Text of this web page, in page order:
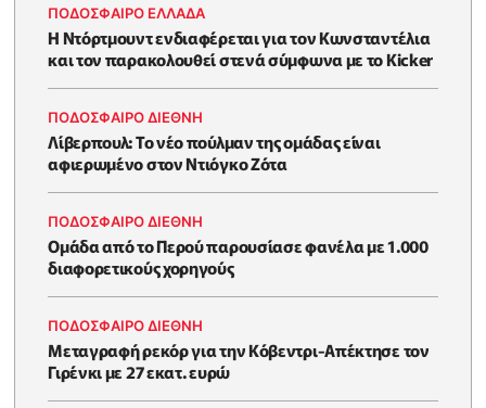
ΠΟΔΟΣΦΑΙΡΟ ΕΛΛΑΔΑ
Η Ντόρτμουντ ενδιαφέρεται για τον Κωνσταντέλια
και τον παρακολουθεί στενά σύμφωνα με το Kicker
ΠΟΔΟΣΦΑΙΡΟ ΔΙΕΘΝΗ
Λίβερπουλ: Το νέο πούλμαν της ομάδας είναι
αφιερωμένο στον Ντιόγκο Ζότα
ΠΟΔΟΣΦΑΙΡΟ ΔΙΕΘΝΗ
Ομάδα από το Περού παρουσίασε φανέλα με 1.000
διαφορετικούς χορηγούς
ΠΟΔΟΣΦΑΙΡΟ ΔΙΕΘΝΗ
Μεταγραφή ρεκόρ για την Κόβεντρι-Απέκτησε τον
Γιρένκι με 27 εκατ. ευρώ